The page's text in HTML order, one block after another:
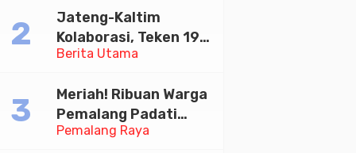
Diskusi Paramadina
Berita Utama
Jateng-Kaltim
Kolaborasi, Teken 19
Kerja Sama Ekonomi
Pemalang Raya
Meriah! Ribuan Warga
Pemalang Padati
Kirab Festival Kamir